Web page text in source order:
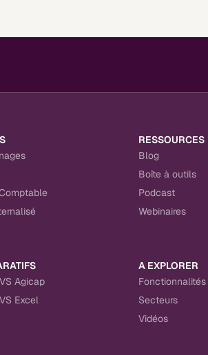
RESSOURCES
Blog
Boîte à outils
Podcast
Webinaires
Agicap
Excel
A EXPLORER
Fonctionnalités
Secteurs
Vidéos